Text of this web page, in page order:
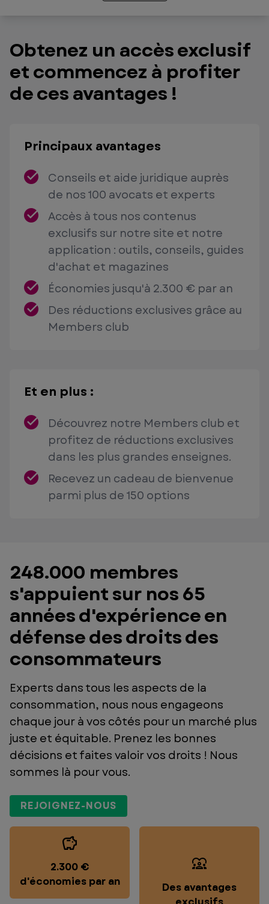
Obtenez un accès exclusif
et commencez à profiter
de ces avantages !
Principaux avantages
Conseils et aide juridique auprès
de nos 100 avocats et experts
Accès à tous nos contenus
exclusifs sur notre site et notre
application : outils, conseils, guides
d'achat et magazines
Économies jusqu'à 2.300 € par an
Des réductions exclusives grâce au
Members club
Et en plus :
Découvrez notre Members club et
profitez de réductions exclusives
dans les plus grandes enseignes.
Recevez un cadeau de bienvenue
parmi plus de 150 options
248.000 membres
s'appuient sur nos 65
années d'expérience en
défense des droits des
consommateurs
Experts dans tous les aspects de la
consommation, nous nous engageons
chaque jour à vos côtés pour un marché plus
juste et équitable. Prenez les bonnes
décisions et faites valoir vos droits ! Nous
sommes là pour vous.
REJOIGNEZ-NOUS
2.300 €
d'économies par an
Des avantages